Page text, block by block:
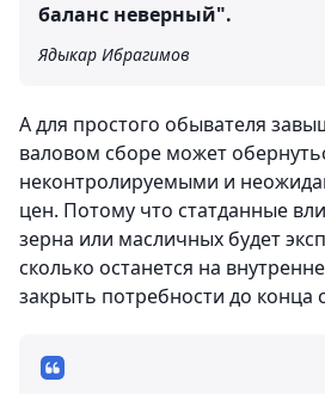
баланс неверный".
Ядыкар Ибрагимов
А для простого обывателя
валовом сборе может
неконтролируемыми и
цен. Потому что статданные
зерна или масличных будет
сколько останется на
закрыть потребности до конца